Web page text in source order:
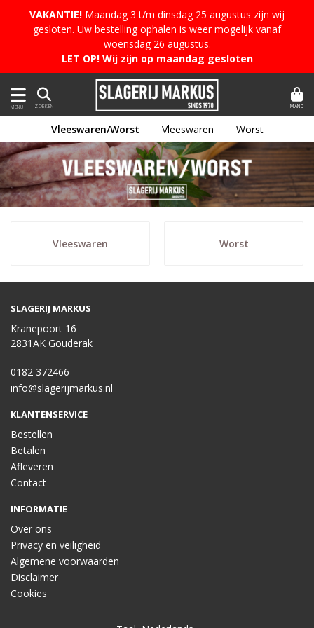
VAKANTIE! Maandag 3 t/m dinsdag 25 augustus zijn wij
gesloten. Uw bestelling ophalen is weer mogelijk vanaf
woensdag 26 augustus.
LET OP! Wij zijn op maandag gesloten
MENU ZOEKEN MAND
Vleeswaren/Worst Vleeswaren Worst
Vleeswaren Worst
SLAGERIJ MARKUS
Kranepoort 16
2831AK Gouderak
0182 372466
info@slagerijmarkus.nl
KLANTENSERVICE
Bestellen
Betalen
Afleveren
Contact
INFORMATIE
Over ons
Privacy en veiligheid
Algemene voorwaarden
Disclaimer
Cookies